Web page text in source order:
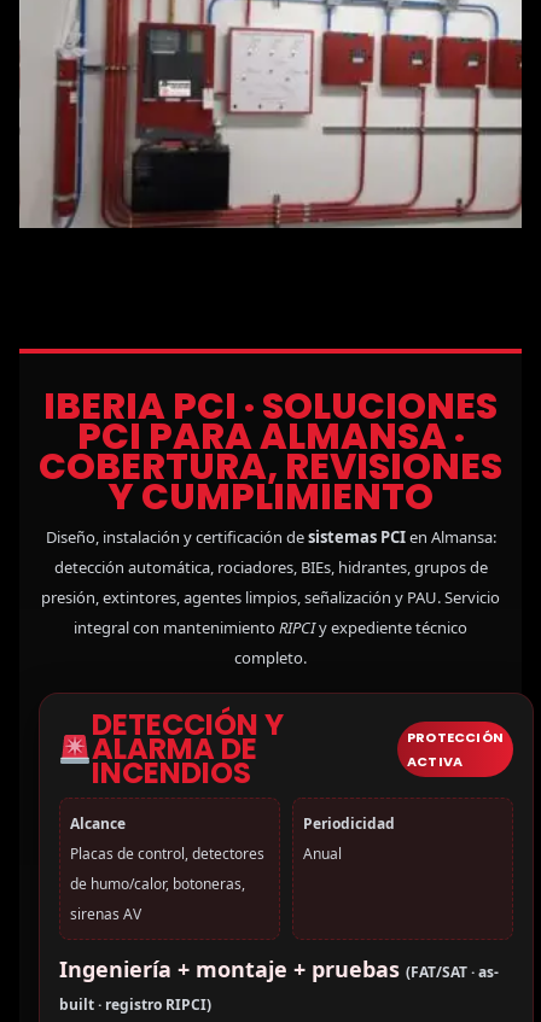
IBERIA PCI · SOLUCIONES
PCI PARA ALMANSA ·
COBERTURA, REVISIONES
Y CUMPLIMIENTO
Diseño, instalación y certificación desistemas PCIen Almansa:
detección automática, rociadores, BIEs, hidrantes, grupos de
presión, extintores, agentes limpios, señalización y PAU. Servicio
integral con mantenimientoRIPCIy expediente técnico
completo.
DETECCIÓN Y
ALARMA DE
INCENDIOS
PROTECCIÓN
ACTIVA
Alcance
Placas de control, detectores
de humo/calor, botoneras,
sirenas AV
Periodicidad
Anual
Ingeniería + montaje + pruebas (FAT/SAT · as-
built · registro RIPCI)